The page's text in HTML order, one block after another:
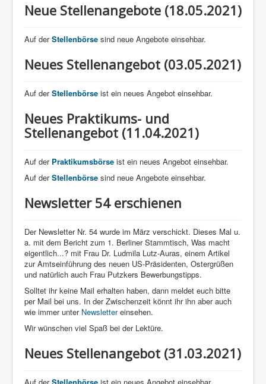
Neue Stellenangebote (18.05.2021)
Auf derStellenbörse sind neue Angebote einsehbar.
Neues Stellenangebot (03.05.2021)
Auf derStellenbörse ist ein neues Angebot einsehbar.
Neues Praktikums- und
Stellenangebot (11.04.2021)
Auf der Praktikumsbörse ist ein neues Angebot einsehbar.
Auf derStellenbörse sind neue Angebote einsehbar.
Newsletter 54 erschienen
Der Newsletter Nr. 54 wurde im März verschickt. Dieses Mal u.
a. mit dem Bericht zum 1. Berliner Stammtisch, Was macht
eigentlich...? mit Frau Dr. Ludmila Lutz-Auras, einem Artikel
zur Amtseinführung des neuen US-Präsidenten, Ostergrüßen
und natürlich auch Frau Putzkers Bewerbungstipps.
Solltet ihr keine Mail erhalten haben, dann meldet euch bitte
per Mail bei uns. In der Zwischenzeit könnt ihr ihn aber auch
wie immer unter Newslettereinsehen.
Wir wünschen viel Spaß bei der Lektüre.
Neues Stellenangebot (31.03.2021)
Auf derStellenbörse ist ein neues Angebot einsehbar.